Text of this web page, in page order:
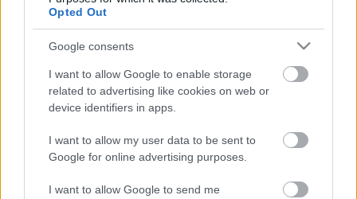
Opted Out
Google consents
I want to allow Google to enable storage
related to advertising like cookies on web or
device identifiers in apps.
I want to allow my user data to be sent to
Google for online advertising purposes.
I want to allow Google to send me
Új Előadóművészeti Alapítvány, Katlan Csoport,
OFF Alapítvány
Acsai Miklós, Angyal Gergő, Izsák Lili, Kaci,
Novák Péter, Pete Orsolya, Suri Szilvia, Zoilly
valamint köszönet Tövisházi Ambrusnak és T.
Balinak a zenei ötletekért
forrás: Katlan Csoport